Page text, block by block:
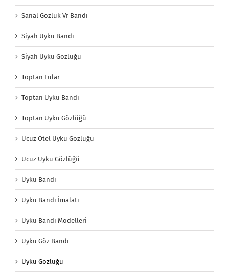
Sanal Gözlük Vr Bandı
Siyah Uyku Bandı
Siyah Uyku Gözlüğü
Toptan Fular
Toptan Uyku Bandı
Toptan Uyku Gözlüğü
Ucuz Otel Uyku Gözlüğü
Ucuz Uyku Gözlüğü
Uyku Bandı
Uyku Bandı İmalatı
Uyku Bandı Modelleri
Uyku Göz Bandı
Uyku Gözlüğü